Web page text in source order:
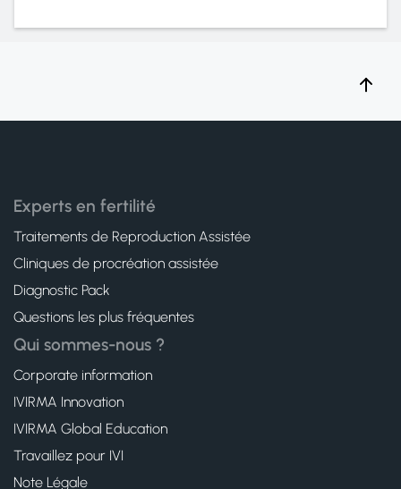
Experts en fertilité
Traitements de Reproduction Assistée
Cliniques de procréation assistée
Diagnostic Pack
Questions les plus fréquentes
Qui sommes-nous ?
Corporate information
IVIRMA Innovation
IVIRMA Global Education
Travaillez pour IVI
Note Légale